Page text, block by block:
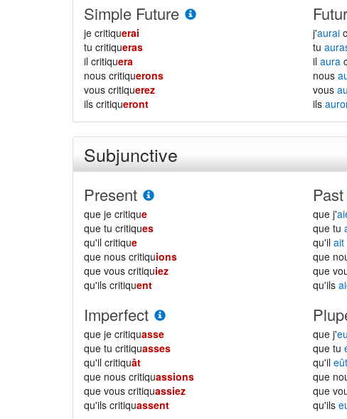
Simple Future
je critiquerai
tu critiqueras
il critiquera
nous critiquerons
vous critiquerez
ils critiqueront
j'aurai
tu
ilaura
nous
vous
ils
Subjunctive
Present
que je critique
que tu critiques
qu'il critique
que nous critiquions
que vous critiquiez
qu'ils critiquent
Past
que j'
que tu
qu'ilait
que
que
qu'ils
Imperfect
que je critiquasse
que tu critiquasses
qu'il critiquât
que nous critiquassions
que vous critiquassiez
qu'ils critiquassent
que j'
que tu
qu'ileût
que
que
qu'ils